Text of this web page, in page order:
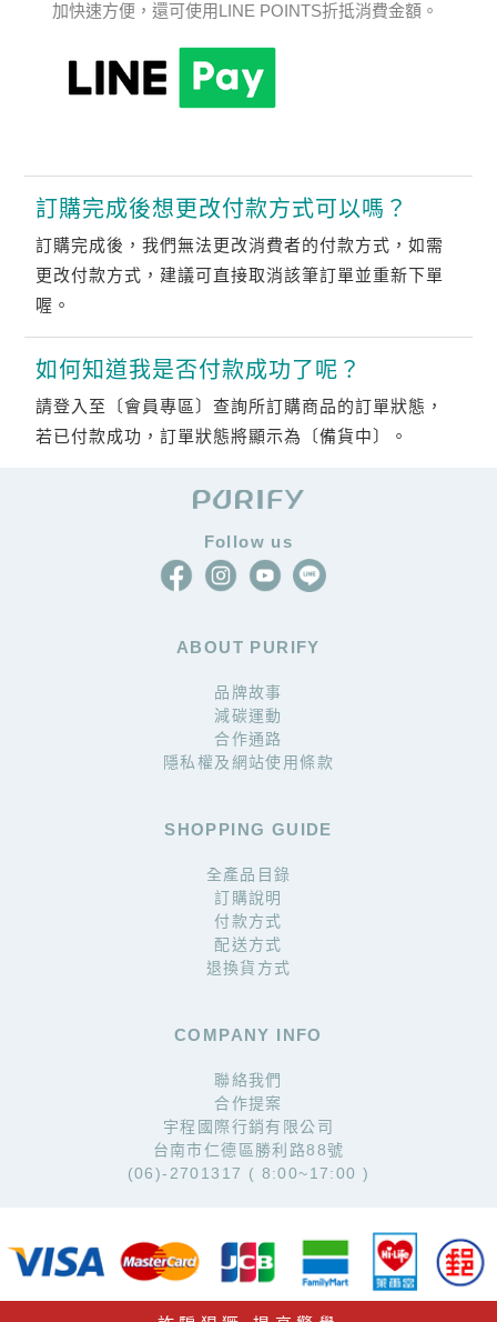
加快速方便，還可使用LINE POINTS折抵消費金額。
訂購完成後想更改付款方式可以嗎？
訂購完成後，我們無法更改消費者的付款方式，如需
更改付款方式，建議可直接取消該筆訂單並重新下單
喔。
如何知道我是否付款成功了呢？
請登入至〔會員專區〕查詢所訂購商品的訂單狀態，
若已付款成功，訂單狀態將顯示為〔備貨中〕。
Follow us
ABOUT PURIFY
品牌故事
減碳運動
合作通路
隱私權及網站使用條款
SHOPPING GUIDE
全產品目錄
訂購說明
付款方式
配送方式
退換貨方式
COMPANY INFO
聯絡我們
合作提案
宇程國際行銷有限公司
台南市仁德區勝利路88號
(06)-2701317 ( 8:00~17:00 )